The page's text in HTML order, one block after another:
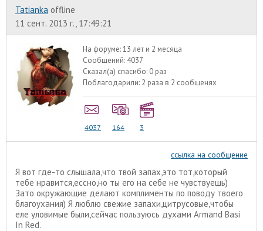
Tatianka offline
11 сент. 2013 г., 17:49:21
На форуме:13 лет и 2 месяца
Сообщений: 4037
Сказал(а) спасибо: 0 раз
Поблагодарили: 2 раза в 2 сообщенях
4037 164 3
ссылка на сообщение
Я вот где-то слышала,что твой запах,это тот,который
тебе нравится,ессно,но ты его на себе не чувствуешь)
Зато окружающие делают комплименты по поводу твоего
благоухания) Я люблю свежие запахи,цитрусовые,чтобы
еле уловимые были,сейчас пользуюсь духами Armand Basi
In Red.